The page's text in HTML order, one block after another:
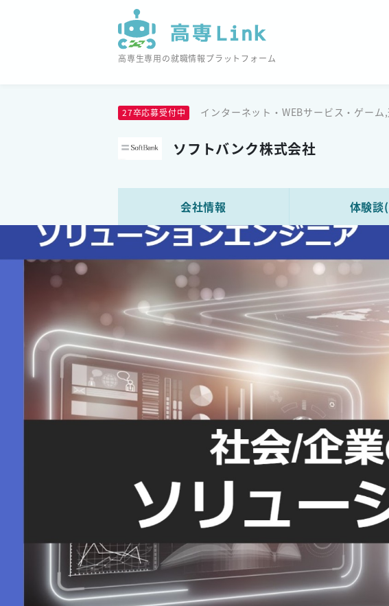
高専生専用の就職情報プラットフォーム
ソフトバンク株式会社
27卒応募受付中 インターネット・WEBサービス・ゲー
会社情報 体験談